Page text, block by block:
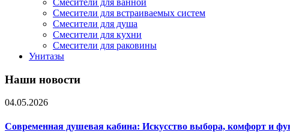
Смесители для ванной
Смесители для встраиваемых систем
Смесители для душа
Смесители для кухни
Смесители для раковины
Унитазы
Наши новости
04.05.2026
Современная душевая кабина: Искусство выбора, комфорт и